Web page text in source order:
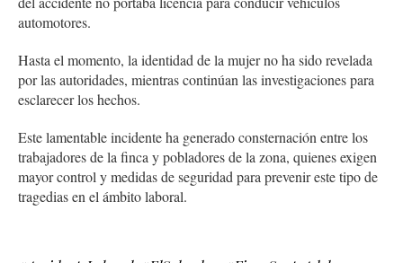
automotores.
Hasta el momento, la identidad de la mujer no ha sido revelada
por las autoridades, mientras continúan las investigaciones para
esclarecer los hechos.
Este lamentable incidente ha generado consternación entre los
trabajadores de la finca y pobladores de la zona, quienes exigen
mayor control y medidas de seguridad para prevenir este tipo de
tragedias en el ámbito laboral.